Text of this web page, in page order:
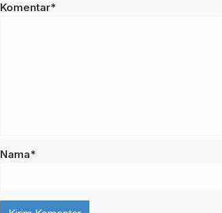
Komentar*
Nama*